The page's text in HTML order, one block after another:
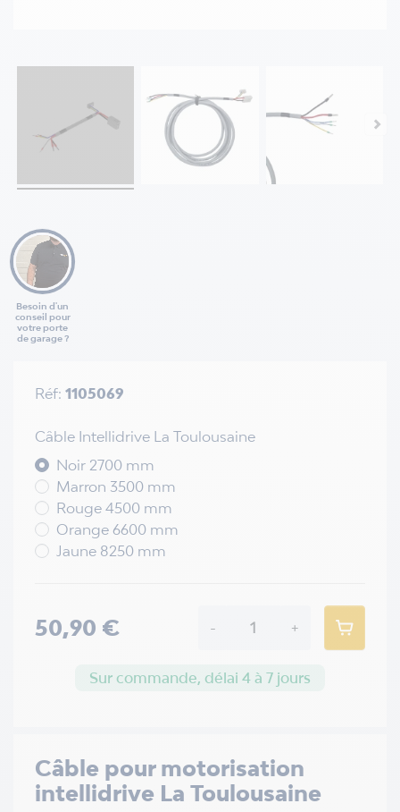
Besoin d'un
conseil pour
votre porte
de garage ?
Câble pour motorisation
intellidrive La Toulousaine
Réf: 1105069
Câble Intellidrive La Toulousaine
Noir 2700 mm
Marron 3500 mm
Rouge 4500 mm
Orange 6600 mm
Jaune 8250 mm
50,90 € - +
Sur commande, délai 4 à 7 jours